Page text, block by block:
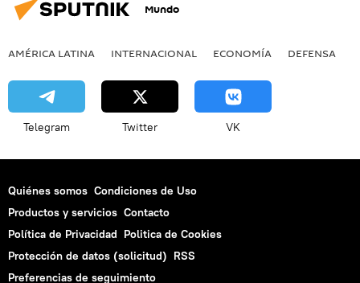
Mundo
AMÉRICA LATINA INTERNACIONAL ECONOMÍA DEFENSA
Telegram Twitter VK
Quiénes somos Condiciones de Uso
Productos y servicios Contacto
Política de Privacidad Politica de Cookies
Protección de datos (solicitud) RSS
Preferencias de seguimiento